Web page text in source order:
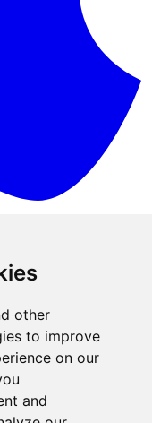
other
to improve
on our
and